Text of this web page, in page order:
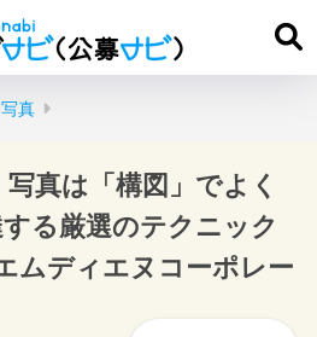
真
写真は「構図」でよく
る厳選のテクニック
ムディエヌコーポレー